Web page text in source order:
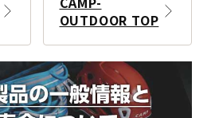
OUTDOOR TOP